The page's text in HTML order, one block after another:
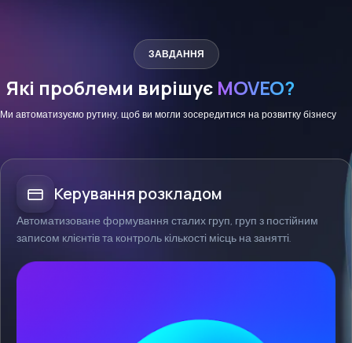
ЗАВДАННЯ
Які проблеми вирішує MOVEO?
Ми автоматизуємо рутину, щоб ви могли зосередитися на розвитку бізнесу
Керування розкладом
Автоматизоване формування сталих груп, груп з постійним
записом клієнтів та контроль кількості місць на занятті.